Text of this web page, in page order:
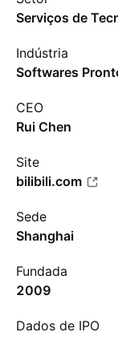
Serviços de
Indústria
Softwares
CEO
Rui Chen
Site
bilibili.com
Sede
Shanghai
Fundada
2009
Dados de IPO